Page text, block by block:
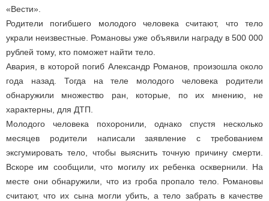
«Вести».
Родители погибшего молодого человека считают, что тело
украли неизвестные. Романовы уже объявили награду в 500 000
рублей тому, кто поможет найти тело.
Авария, в которой погиб Александр Романов, произошла около
года назад. Тогда на теле молодого человека родители
обнаружили множество ран, которые, по их мнению, не
характерны, для ДТП.
Молодого человека похоронили, однако спустя несколько
месяцев родители написали заявление с требованием
эксгумировать тело, чтобы выяснить точную причину смерти.
Вскоре им сообщили, что могилу их ребенка осквернили. На
месте они обнаружили, что из гроба пропало тело. Романовы
считают, что их сына могли убить, а тело забрать в качестве